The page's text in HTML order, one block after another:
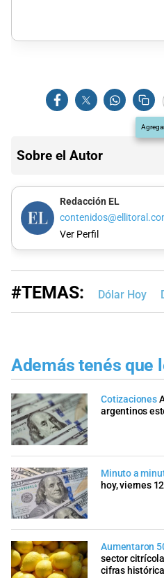
Sobre el Autor
Redacción EL
Ver Perfil
#TEMAS: Dólar Hoy
Además tenés que
Cotizaciones
argentinos
Minuto a
hoy, viernes
Aumentaron
sector
cifras